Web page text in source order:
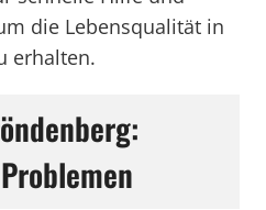
die Lebensqualität in
erhalten.